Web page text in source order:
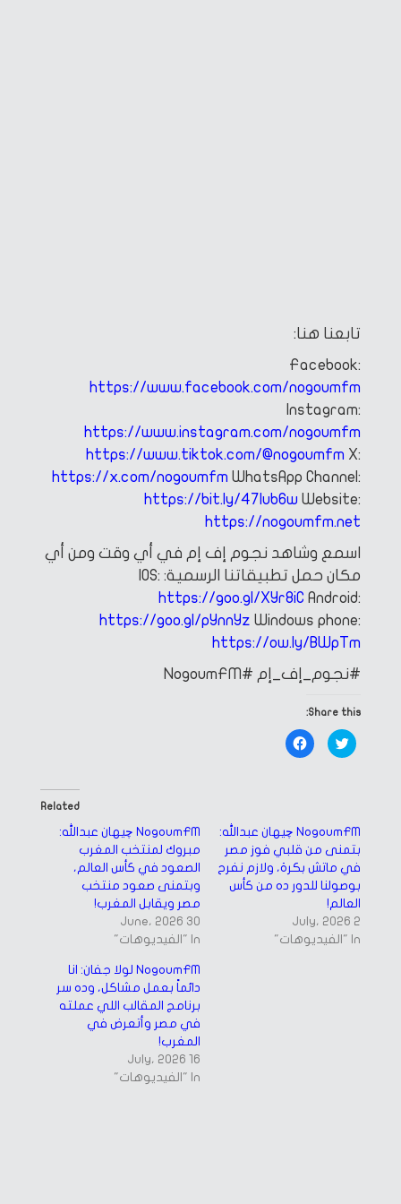
تابعنا هنا:
Facebook:
https://www.facebook.com/nogoumfm
Instagram:
https://www.instagram.com/nogoumfm
https://www.tiktok.com/@nogoumfm X:
https://x.com/nogoumfm WhatsApp Channel:
https://bit.ly/47Iub6w Website:
https://nogoumfm.net
اسمع وشاهد نجوم إف إم في أي وقت ومن أي
مكان حمل تطبيقاتنا الرسمية:
https://goo.gl/XYr8iC Android:
https://goo.gl/pYnnYz Windows phone:
https://ow.ly/BWpTm
#نجوم_إف_إم #NogoumFM
Share this:
Click
to
share
window)
Click
to
window)
Related
NogoumFM چيهان عبدالله:
مبروك لمنتخب المغرب
الصعود في كأس العالم،
وبتمنى صعود منتخب
مصر ويقابل المغرب!
30 June، 2026
In "الفيديوهات"
NogoumFM چيهان عبدالله:
بتمنى من قلبي فوز مصر
في ماتش بكرة، ولازم نفرح
بوصولنا للدور ده من كأس
العالم!
2 July، 2026
In "الفيديوهات"
NogoumFM لولا جفان: انا
دائماً بعمل مشاكل، وده سر
برنامج المقالب اللي عملته
في مصر وأتعرض في
المغرب!
16 July، 2026
In "الفيديوهات"